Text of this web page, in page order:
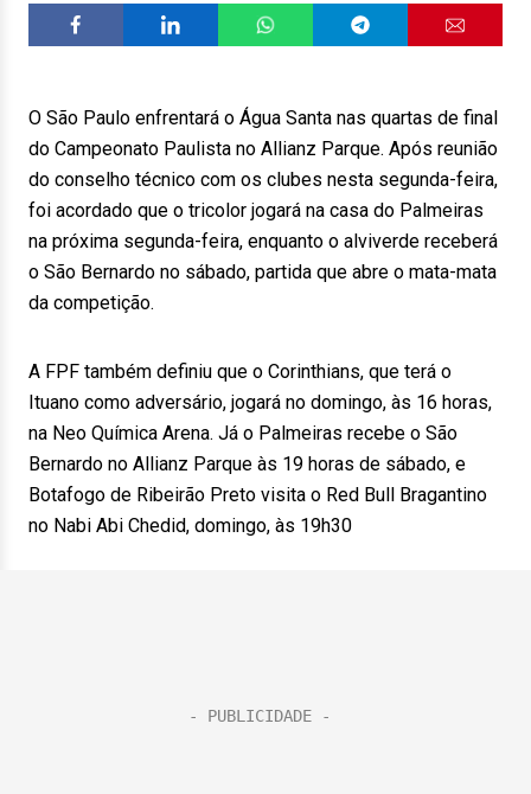
O São Paulo enfrentará o Água Santa nas quartas de final
do Campeonato Paulista no Allianz Parque. Após reunião
do conselho técnico com os clubes nesta segunda-feira,
foi acordado que o tricolor jogará na casa do Palmeiras
na próxima segunda-feira, enquanto o alviverde receberá
o São Bernardo no sábado, partida que abre o mata-mata
da competição.
A FPF também definiu que o Corinthians, que terá o
Ituano como adversário, jogará no domingo, às 16 horas,
na Neo Química Arena. Já o Palmeiras recebe o São
Bernardo no Allianz Parque às 19 horas de sábado, e
Botafogo de Ribeirão Preto visita o Red Bull Bragantino
no Nabi Abi Chedid, domingo, às 19h30